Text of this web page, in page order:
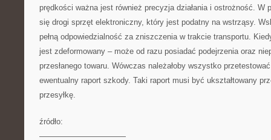
prędkości ważna jest również precyzja działania i ostrożność. W
się drogi sprzęt elektroniczny, który jest podatny na wstrząsy.
pełną odpowiedzialność za zniszczenia w trakcie transportu.
jest zdeformowany – może od razu posiadać podejrzenia oraz
przesłanego towaru. Wówczas należałoby wszystko
ewentualny raport szkody. Taki raport musi być ukształtowany
przesyłkę.
źródło:
———————————